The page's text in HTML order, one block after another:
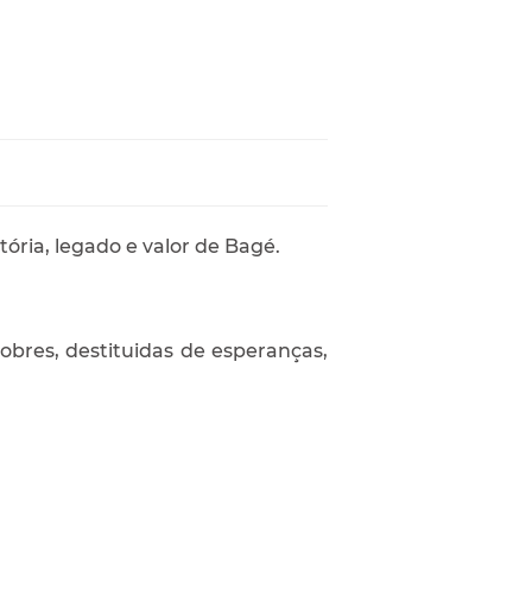
legado e valor de Bagé.
destituidas de esperanças,